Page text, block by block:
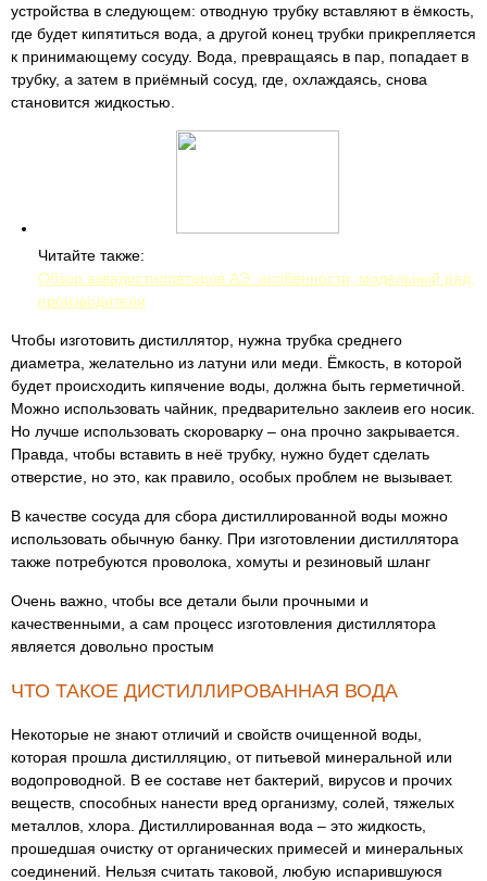
устройства в следующем: отводную трубку вставляют в ёмкость,
где будет кипятиться вода, а другой конец трубки прикрепляется
к принимающему сосуду. Вода, превращаясь в пар, попадает в
трубку, а затем в приёмный сосуд, где, охлаждаясь, снова
становится жидкостью.
Читайте также:
Обзор аквадистилляторов АЭ: особенности, модельный ряд,
производители
Чтобы изготовить дистиллятор, нужна трубка среднего
диаметра, желательно из латуни или меди. Ёмкость, в которой
будет происходить кипячение воды, должна быть герметичной.
Можно использовать чайник, предварительно заклеив его носик.
Но лучше использовать скороварку – она прочно закрывается.
Правда, чтобы вставить в неё трубку, нужно будет сделать
отверстие, но это, как правило, особых проблем не вызывает.
В качестве сосуда для сбора дистиллированной воды можно
использовать обычную банку. При изготовлении дистиллятора
также потребуются проволока, хомуты и резиновый шланг
Очень важно, чтобы все детали были прочными и
качественными, а сам процесс изготовления дистиллятора
является довольно простым
ЧТО ТАКОЕ ДИСТИЛЛИРОВАННАЯ ВОДА
Некоторые не знают отличий и свойств очищенной воды,
которая прошла дистилляцию, от питьевой минеральной или
водопроводной. В ее составе нет бактерий, вирусов и прочих
веществ, способных нанести вред организму, солей, тяжелых
металлов, хлора. Дистиллированная вода – это жидкость,
прошедшая очистку от органических примесей и минеральных
соединений. Нельзя считать таковой, любую испарившуюся